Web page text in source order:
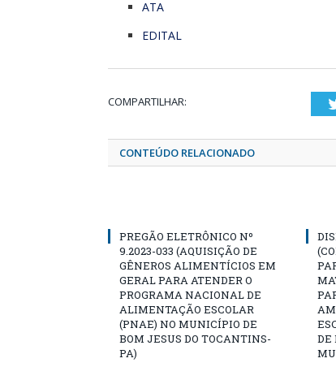
ATA
EDITAL
COMPARTILHAR:
CONTEÚDO RELACIONADO
PREGÃO ELETRÔNICO Nº
9.2023-033 (AQUISIÇÃO DE
GÊNEROS ALIMENTÍCIOS EM
GERAL PARA ATENDER O
PROGRAMA NACIONAL DE
ALIMENTAÇÃO ESCOLAR
(PNAE) NO MUNICÍPIO DE
BOM JESUS DO TOCANTINS-
PA)
DE